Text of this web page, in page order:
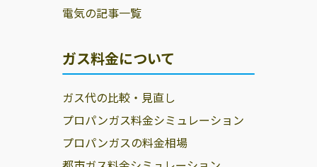
電気の記事一覧
ガス料金について
ガス代の比較・見直し
プロパンガス料金シミュレーション
プロパンガスの料金相場